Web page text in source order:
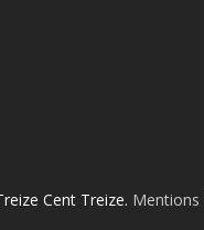
Cent Treize. Mentions